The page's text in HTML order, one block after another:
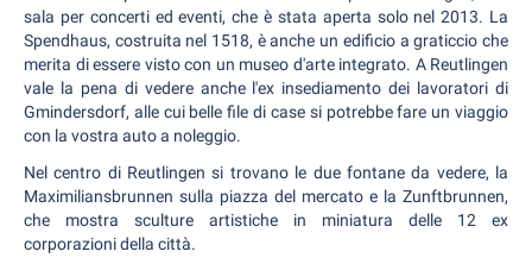
sala per concerti ed eventi, che è stata aperta solo nel 2013. La
Spendhaus, costruita nel 1518, è anche un edificio a graticcio che
merita di essere visto con un museo d'arte integrato. A Reutlingen
vale la pena di vedere anche l'ex insediamento dei lavoratori di
Gmindersdorf, alle cui belle file di case si potrebbe fare un viaggio
con la vostra auto a noleggio.
Nel centro di Reutlingen si trovano le due fontane da vedere, la
Maximiliansbrunnen sulla piazza del mercato e la Zunftbrunnen,
che mostra sculture artistiche in miniatura delle 12 ex
corporazioni della città.